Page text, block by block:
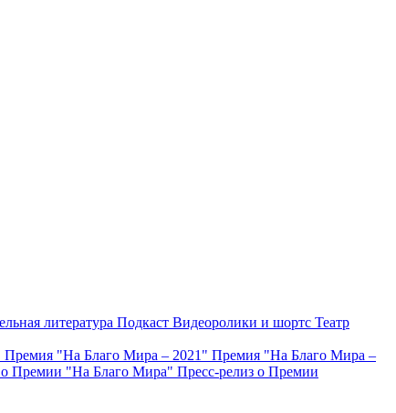
литература Подкаст Видеоролики и шортс Театр
Премия "На Благо Мира – 2021" Премия "На Благо Мира –
Премии "На Благо Мира" Пресс-релиз о Премии